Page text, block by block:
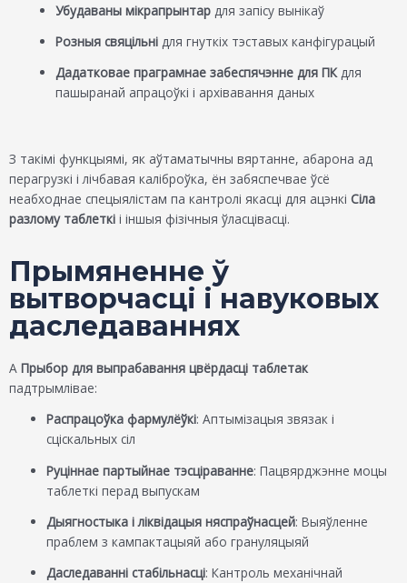
Убудаваны мікрапрынтар для запісу вынікаў
Розныя свяцільні для гнуткіх тэставых канфігурацый
Дадатковае праграмнае забеспячэнне для ПКдля
пашыранай апрацоўкі і архівавання даных
З такімі функцыямі, як аўтаматычны вяртанне, абарона ад
перагрузкі і лічбавая каліброўка, ён забяспечвае ўсё
неабходнае спецыялістам па кантролі якасці для ацэнкі Сіла
разлому таблеткі і іншыя фізічныя ўласцівасці.
Прымяненне ў
вытворчасці і навуковых
даследаваннях
А Прыбор для выпрабавання цвёрдасці таблетак
падтрымлівае:
Распрацоўка фармулёўкі: Аптымізацыя звязак і
сціскальных сіл
Руціннае партыйнае тэсціраванне: Пацвярджэнне моцы
таблеткі перад выпускам
Дыягностыка і ліквідацыя няспраўнасцей: Выяўленне
праблем з кампактацыяй або грануляцыяй
Даследаванні стабільнасці: Кантроль механічнай